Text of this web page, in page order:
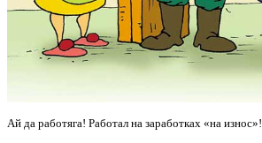
Ай да работяга! Работал на заработках «на износ»!